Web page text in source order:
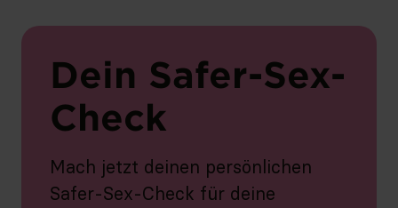
Dein Safer-Sex-
Check
Mach jetzt deinen persönlichen
Safer-Sex-Check für deine